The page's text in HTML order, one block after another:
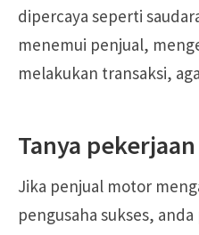
dipercaya seperti
menemui penjual,
melakukan transaksi,
Tanya
Jika penjual motor
pengusaha sukses,